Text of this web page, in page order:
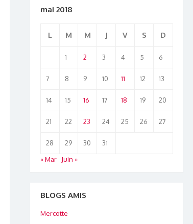
mai 2018
L M M J V S D
1 2 3 4 5 6
7 8 9 10 11 12 13
14 15 16 17 18 19 20
21 22 23 24 25 26 27
28 29 30
31
« Mar
Juin »
BLOGS AMIS
Mercotte